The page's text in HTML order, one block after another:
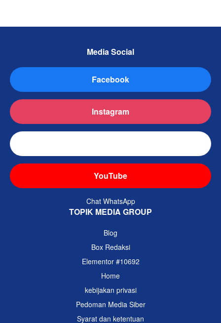
Media Social
Facebook
Instagram
YouTube
Chat WhatsApp
TOPIK MEDIA GROUP
Blog
Box Redaksi
Elementor #10692
Home
kebijakan privasi
Pedoman Media Siber
Syarat dan ketentuan